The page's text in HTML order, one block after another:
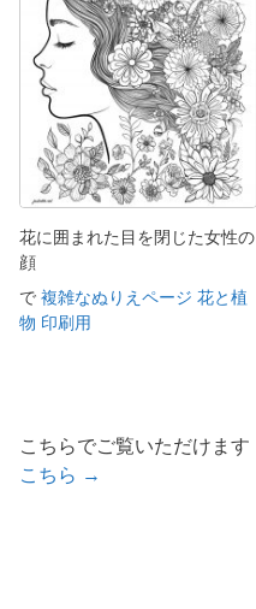
花に囲まれた目を閉じた女性の
顔
で 複雑なぬりえページ 花と植
物 印刷用
こちらでご覧いただけます
こちら →